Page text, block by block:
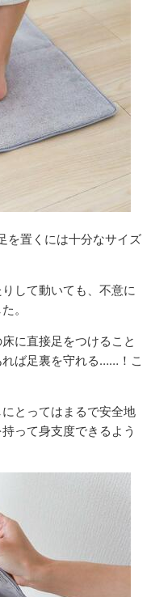
を置くには十分なサイズ
して動いても、不意に
。
に直接足をつけること
ば足裏を守れる……！こ
とってはまるで安全地
って身支度できるよう